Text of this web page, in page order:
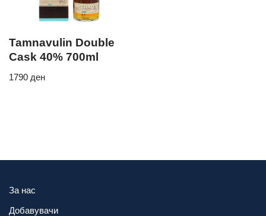
Tamnavulin Double
Cask 40% 700ml
1790 ден
За нас
Добавувачи